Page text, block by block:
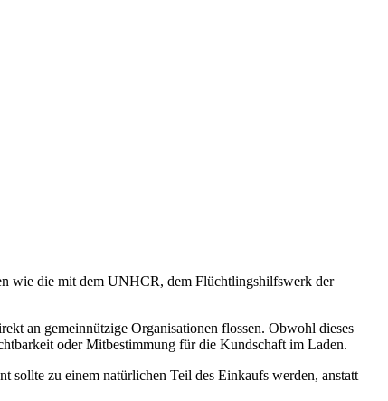
wie die mit dem UNHCR, dem Flüchtlingshilfswerk der
an gemeinnützige Organisationen flossen. Obwohl dieses
oder Mitbestimmung für die Kundschaft im Laden.
sollte zu einem natürlichen Teil des Einkaufs werden, anstatt